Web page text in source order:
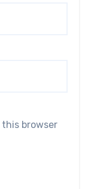
this browser